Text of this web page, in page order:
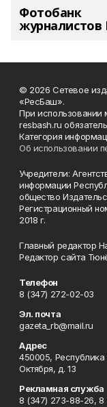
Фотобанк
журналистов
© 2026 Сетевое
«РесБаш».
При использовании
resbash.ru
Категория
Об использовании
Учредители:
информации
общество
Регистрационный
2018 г.
Главный редактор
Редактор сайта
Телефон
8 (347) 272-02-03
Эл. почта
gazeta_rb@mail.ru
Адрес
450005, Республика
Октября, д. 13
Рекламная служба
8 (347) 273-88-26, 8